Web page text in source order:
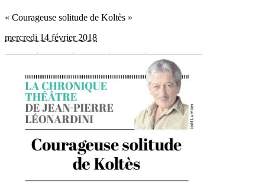
« Courageuse solitude de Koltès »
mercredi 14 février 2018